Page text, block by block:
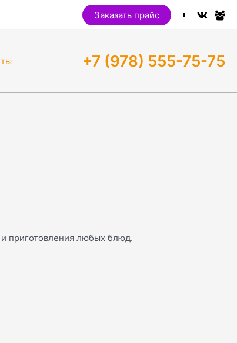
Заказать прайс
+7 (978) 555-75-75
приготовления любых блюд.